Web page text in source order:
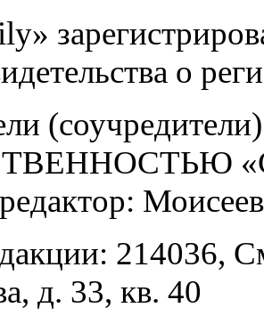
о
214036,
д. 33, кв. 40